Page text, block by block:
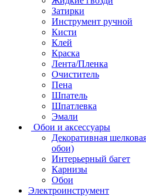
Затирки
Инструмент ручной
Кисти
Клей
Краска
Лента/Пленка
Очиститель
Пена
Шпатель
Шпатлевка
Эмали
Обои и аксессуары
Декоративная
обои)
Интерьерный багет
Карнизы
Обои
Электроинструмент